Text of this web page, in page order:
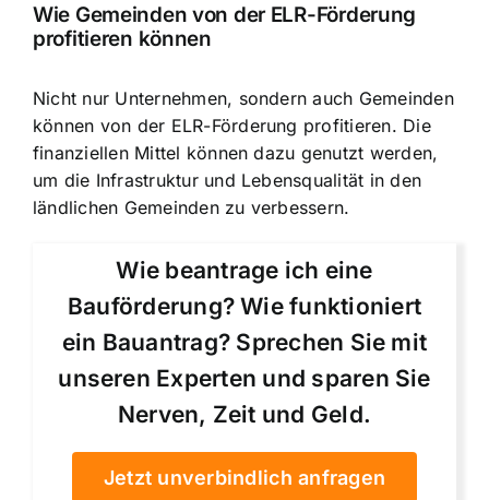
Wie Gemeinden von der ELR-Förderung
profitieren können
Nicht nur Unternehmen, sondern auch Gemeinden
können von der ELR-Förderung profitieren. Die
finanziellen Mittel können dazu genutzt werden,
um die Infrastruktur und Lebensqualität in den
ländlichen Gemeinden zu verbessern.
Wie beantrage ich eine
Bauförderung? Wie funktioniert
ein Bauantrag? Sprechen Sie mit
unseren Experten und sparen Sie
Nerven, Zeit und Geld.
Jetzt unverbindlich anfragen